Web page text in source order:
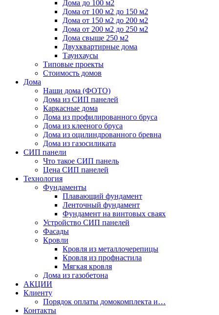
Дома до 100 м2
Дома от 100 м2 до 150 м2
Дома от 150 м2 до 200 м2
Дома от 200 м2 до 250 м2
Дома свыше 250 м2
Двухквартирные дома
Таунхаусы
Типовые проекты
Стоимость домов
Дома
Наши дома (ФОТО)
Дома из СИП панелей
Каркасные дома
Дома из профилированного бруса
Дома из клееного бруса
Дома из оцилиндрованного бревна
Дома из газосиликата
СИП панели
Что такое СИП панель
Цена СИП панелей
Технология
Фундаменты
Плавающий фундамент
Ленточный фундамент
Фундамент на винтовых сваях
Устройство СИП панелей
Фасады
Кровли
Кровля из металлочерепицы
Кровля из профнастила
Мягкая кровля
Дома из газобетона
АКЦИИ
Клиенту
Порядок оплаты домокомплекта и…
Контакты